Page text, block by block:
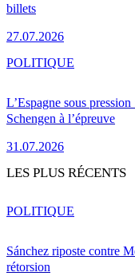
billets
27.07.2026
L’Espagne sous
Schengen à l’épreuve
31.07.2026
POLITIQUE
LES PLUS RÉCENTS
Sánchez riposte contre
rétorsion
POLITIQUE